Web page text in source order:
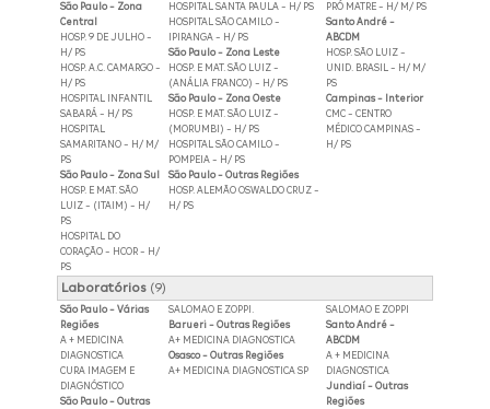
São Paulo - Zona
Central
HOSP. 9 DE JULHO -
H/ PS
HOSP. A.C. CAMARGO -
H/ PS
HOSPITAL INFANTIL
SABARÁ - H/ PS
HOSPITAL
SAMARITANO - H/ M/
PS
São Paulo - Zona Sul
HOSP. E MAT. SÃO
LUIZ - (ITAIM) - H/
PS
HOSPITAL DO
CORAÇÃO - HCOR - H/
PS
HOSPITAL SANTA PAULA - H/ PS
HOSPITAL SÃO CAMILO -
IPIRANGA - H/ PS
São Paulo - Zona Leste
HOSP. E MAT. SÃO LUIZ -
(ANÁLIA FRANCO) - H/ PS
São Paulo - Zona Oeste
HOSP. E MAT. SÃO LUIZ -
(MORUMBI) - H/ PS
HOSPITAL SÃO CAMILO -
POMPEIA - H/ PS
São Paulo - Outras Regiões
HOSP. ALEMÃO OSWALDO CRUZ -
H/ PS
PRÓ MATRE - H/ M/ PS
Santo André -
ABCDM
HOSP. SÃO LUIZ -
UNID. BRASIL - H/ M/
PS
Campinas - Interior
CMC - CENTRO
MÉDICO CAMPINAS -
H/ PS
Laboratórios(9)
São Paulo - Várias
Regiões
A + MEDICINA
DIAGNOSTICA
CURA IMAGEM E
DIAGNÓSTICO
São Paulo - Outras
SALOMAO E ZOPPI.
Barueri - Outras Regiões
A+ MEDICINA DIAGNOSTICA
Osasco - Outras Regiões
A+ MEDICINA DIAGNOSTICA SP
SALOMAO E ZOPPI
Santo André -
ABCDM
A + MEDICINA
DIAGNOSTICA
Jundiaí - Outras
Regiões